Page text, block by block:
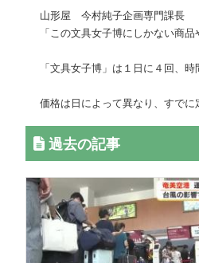
山形屋 今村純子企画専門課長
「この文具女子博にしかない商
「文具女子博」は１日に４回、
価格は日によって異なり、すでに
過去の記事